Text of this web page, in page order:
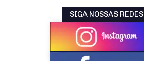
SIGA NOSSAS REDES